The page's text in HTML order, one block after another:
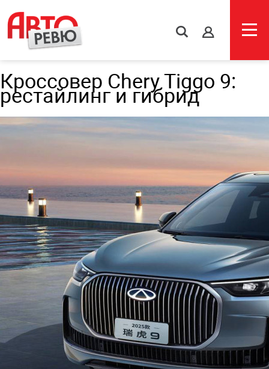
s
Кроссовер Chery Tiggo 9:
рестайлинг и гибрид